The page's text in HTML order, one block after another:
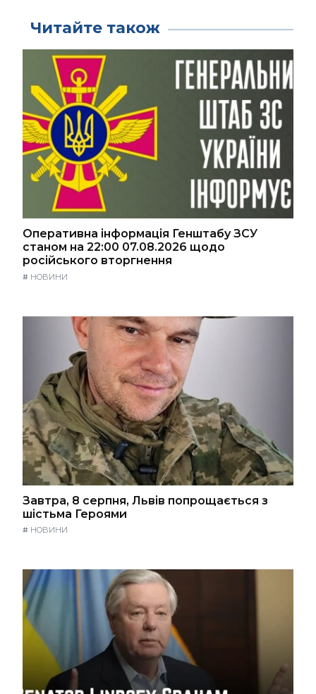
Читайте також
Оперативна інформація Генштабу ЗСУ
станом на 22:00 07.08.2026 щодо
російського вторгнення
# НОВИНИ
Завтра, 8 серпня, Львів попрощається з
шістьма Героями
# НОВИНИ